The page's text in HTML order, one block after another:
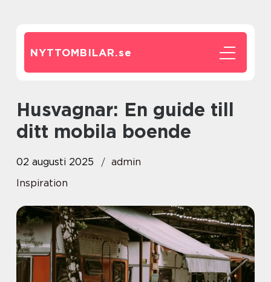
NYTTOMBILAR.se
Husvagnar: En guide till
ditt mobila boende
02 augusti 2025
admin
Inspiration